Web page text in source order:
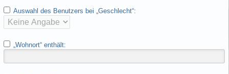
Auswahl des Benutzers bei „Geschlecht“:
„Wohnort“ enthält: